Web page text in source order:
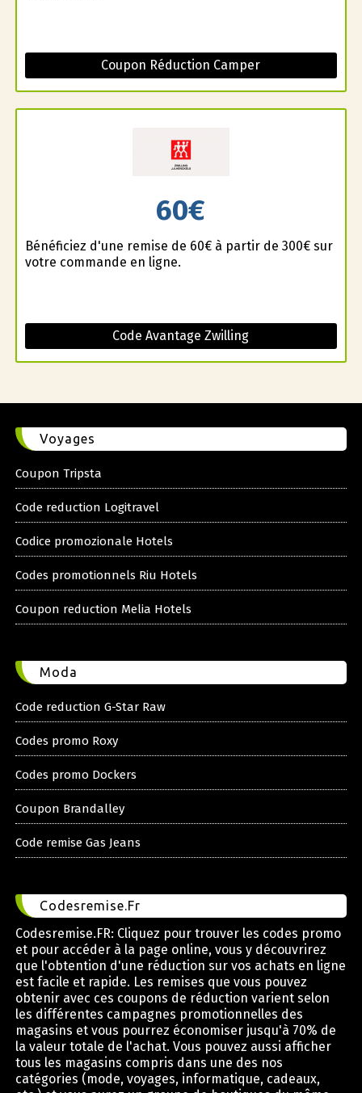
Coupon Réduction Camper
60€
Bénéficiez d'une remise de 60€ à partir de 300€ sur
votre commande en ligne.
Code Avantage Zwilling
Voyages
Coupon Tripsta
Code reduction Logitravel
Codice promozionale Hotels
Codes promotionnels Riu Hotels
Coupon reduction Melia Hotels
Moda
Code reduction G-Star Raw
Codes promo Roxy
Codes promo Dockers
Coupon Brandalley
Code remise Gas Jeans
Codesremise.Fr
Codesremise.FR: Cliquez pour trouver les codes promo
et pour accéder à la page online, vous y découvrirez
que l'obtention d'une réduction sur vos achats en ligne
est facile et rapide. Les remises que vous pouvez
obtenir avec ces coupons de réduction varient selon
les différentes campagnes promotionnelles des
magasins et vous pourrez économiser jusqu'à 70% de
la valeur totale de l'achat. Vous pouvez aussi afficher
tous les magasins compris dans une des nos
catégories (mode, voyages, informatique, cadeaux,